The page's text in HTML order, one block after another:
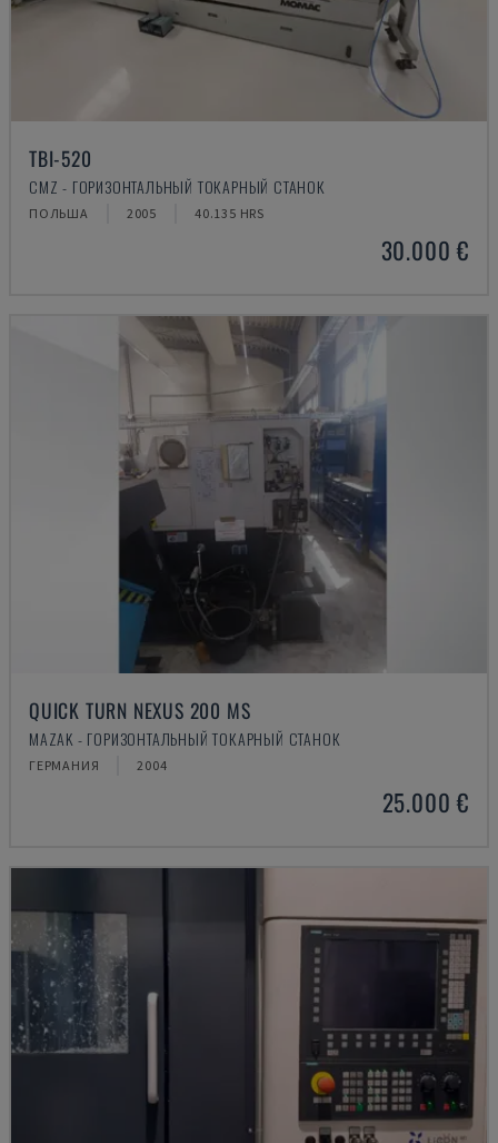
TBI-520
CMZ - ГОРИЗОНТАЛЬНЫЙ ТОКАРНЫЙ СТАНОК
ПОЛЬША 2005 40.135 HRS
30.000 €
QUICK TURN NEXUS 200 MS
MAZAK - ГОРИЗОНТАЛЬНЫЙ ТОКАРНЫЙ СТАНОК
ГЕРМАНИЯ 2004
25.000 €